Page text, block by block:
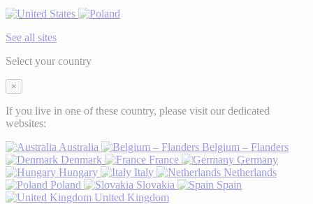
See all sites
Select your country
×
If you live in one of these country, please visit our dedicated
websites:
Australia
Belgium – Flanders
Denmark
France
Germany
Hungary
Italy
Netherlands
Poland
Slovakia
Spain
United Kingdom